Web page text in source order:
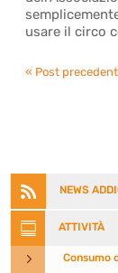
usare il circo
« Post
 NEWS
 ATTIVITÀ
5 Consumo